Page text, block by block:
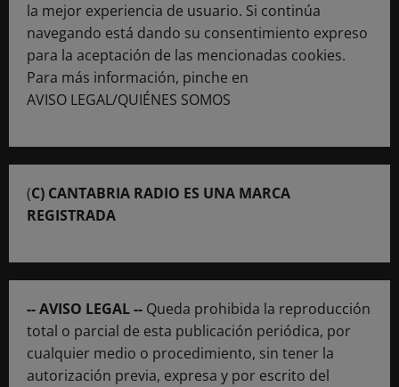
la mejor experiencia de usuario. Si continúa
navegando está dando su consentimiento expreso
para la aceptación de las mencionadas cookies.
Para más información, pinche en
AVISO LEGAL/QUIÉNES SOMOS
(C) CANTABRIA RADIO ES UNA MARCA
REGISTRADA
-- AVISO LEGAL -- Queda prohibida la reproducción
total o parcial de esta publicación periódica, por
cualquier medio o procedimiento, sin tener la
autorización previa, expresa y por escrito del